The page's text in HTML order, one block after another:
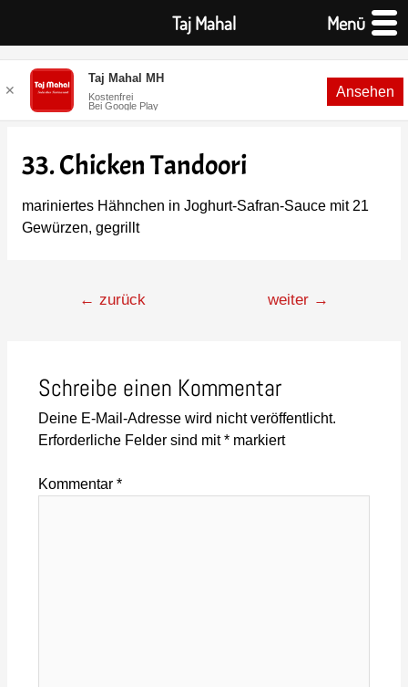
33. Chicken Tandoori
mariniertes Hähnchen in Joghurt-Safran-Sauce mit 21
Gewürzen, gegrillt
← zurück weiter →
Schreibe einen Kommentar
Deine E-Mail-Adresse wird nicht veröffentlicht.
Erforderliche Felder sind mit*markiert
Kommentar *
Taj Mahal Menü
✕
Taj Mahal MH
Kostenfrei
Bei Google Play
Ansehen